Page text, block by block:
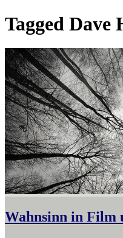
Tagged Dave
Wahnsinn in Film